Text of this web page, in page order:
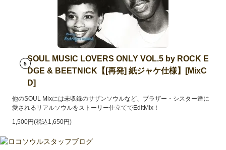
5
SOUL MUSIC LOVERS ONLY VOL.5 by ROCK E
DGE & BEETNICK【[再発] 紙ジャケ仕様】[MixC
D]
他のSOUL Mixには未収録のサザンソウルなど、ブラザー・シスター達に
愛されるリアルソウルをストーリー仕立てでEditMix！
1,500円(税込1,650円)